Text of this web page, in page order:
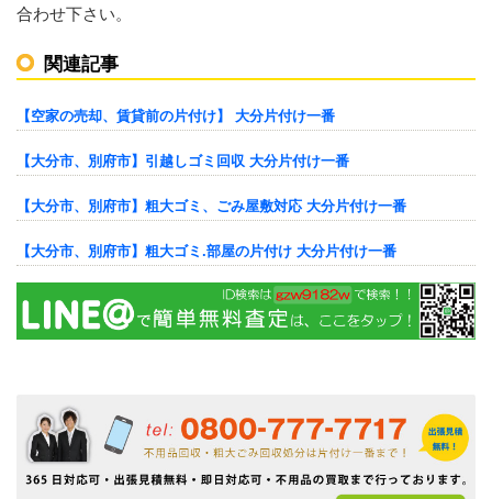
合わせ下さい。
関連記事
【空家の売却、賃貸前の片付け】 大分片付け一番
【大分市、別府市】引越しゴミ回収 大分片付け一番
【大分市、別府市】粗大ゴミ、ごみ屋敷対応 大分片付け一番
【大分市、別府市】粗大ゴミ.部屋の片付け 大分片付け一番